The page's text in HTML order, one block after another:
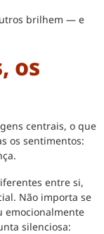
brilhem — e
os
centrais, o que
os sentimentos:
entre si,
Não importa se
emocionalmente
silenciosa: